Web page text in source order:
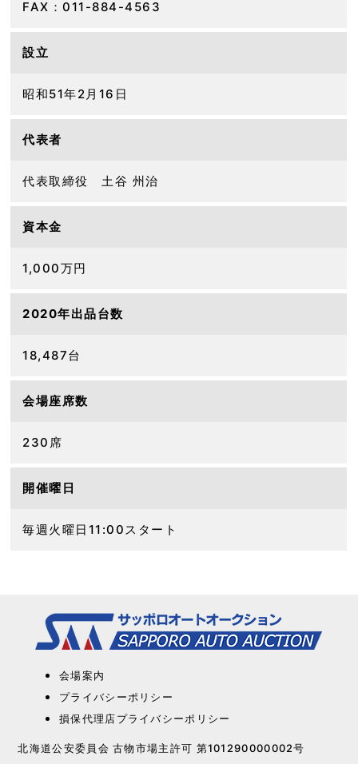
FAX：011-884-4563
設立
昭和51年2月16日
代表者
代表取締役 土谷 州治
資本金
1,000万円
2020年出品台数
18,487台
会場座席数
230席
開催曜日
毎週火曜日11:00スタート
会場案内
プライバシーポリシー
損保代理店プライバシーポリシー
北海道公安委員会 古物市場主許可 第101290000002号